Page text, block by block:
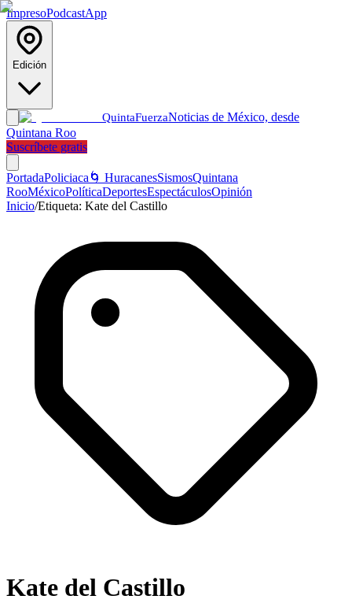
ImpresoPodcastApp
Edición
QuintaFuerzaNoticias de México, desde
Quintana Roo
Suscríbete gratis
PortadaPoliciaca 🌀 HuracanesSismosQuintana
RooMéxicoPolíticaDeportesEspectáculosOpinión
Inicio/Etiqueta: Kate del Castillo
Kate del Castillo